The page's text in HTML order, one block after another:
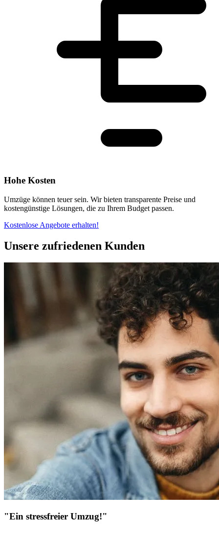
Hohe Kosten
Umzüge können teuer sein. Wir bieten transparente Preise und
kostengünstige Lösungen, die zu Ihrem Budget passen.
Kostenlose Angebote erhalten!
Unsere zufriedenen Kunden
"Ein stressfreier Umzug!"